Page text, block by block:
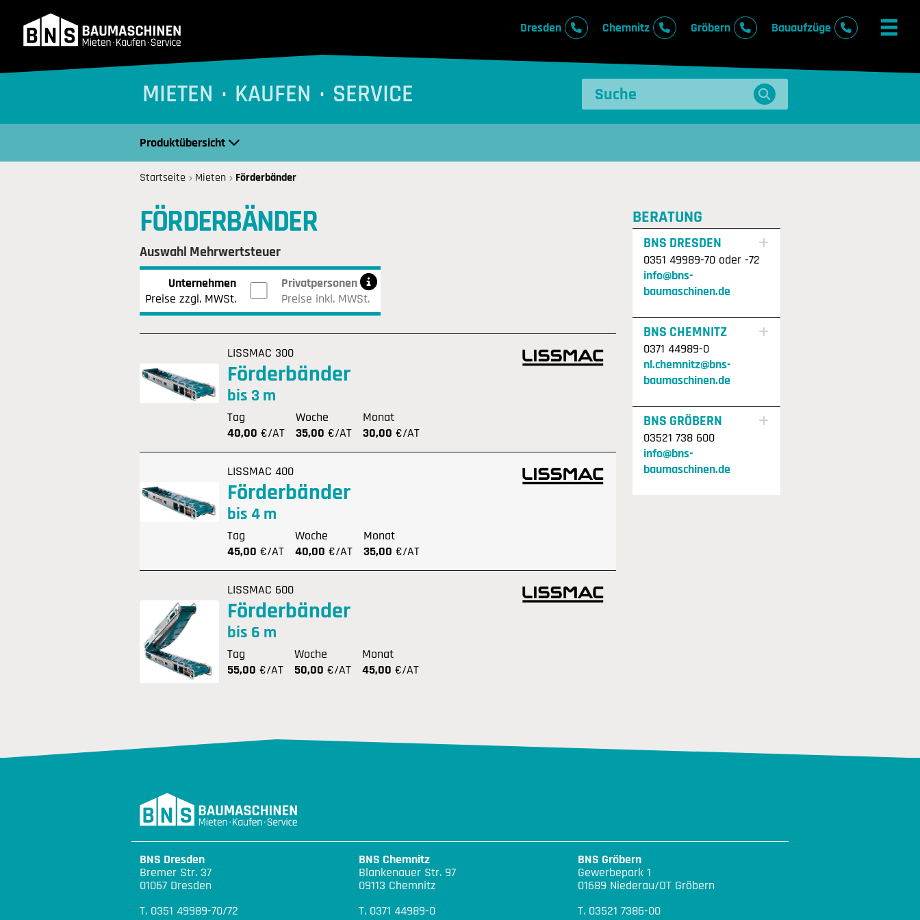
Dresden
Chemnitz Gröbern Bauaufzüge
MIETEN KAUFEN SERVICE
Produktübersicht
Startseite Mieten Förderbänder
FÖRDERBÄNDER
Auswahl Mehrwertsteuer
Unternehmen
Preise zzgl. MWSt.
Privatpersonen
Preise inkl. MWSt.
LISSMAC 300
Förderbänder
bis 3 m
Tag
40,00 €/AT
Woche
35,00 €/AT
Monat
30,00 €/AT
LISSMAC 400
Förderbänder
bis 4 m
Tag
45,00 €/AT
Woche
40,00 €/AT
Monat
35,00 €/AT
LISSMAC 600
Förderbänder
bis 6 m
Tag
55,00 €/AT
Woche
50,00 €/AT
Monat
45,00 €/AT
BERATUNG
BNS DRESDEN
0351 49989-70 oder -72
info@bns-
baumaschinen.de
BNS CHEMNITZ
0371 44989-0
nl.chemnitz@bns-
baumaschinen.de
BNS GRÖBERN
03521 738 600
info@bns-
baumaschinen.de
BNS Dresden
Bremer Str. 37
01067 Dresden
T. 0351 49989-70/72
BNS Chemnitz
Blankenauer Str. 97
09113 Chemnitz
T. 0371 44989-0
BNS Gröbern
Gewerbepark 1
01689 Niederau/OT Gröbern
T. 03521 7386-00